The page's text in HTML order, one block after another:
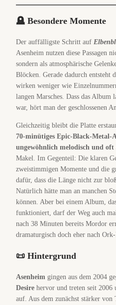
🪦 Besondere Momente
Der auffälligste Schritt auf
Asenheim nutzen diese Passagen
sondern als atmosphärische
Blöcken. Gerade dadurch entsteht
wirken weniger wie
langen Marsches. Dass das
war, hört man der geschlossenen
Gleichzeitig bleibt die Platte
70-minütiges Epic-Black-Metal-
ungewöhnlich melodisch und oft
Makel. Im Gegenteil: Die klaren
zweistimmigen Momente und die
dafür, dass die Länge nicht zur
Natürlich hätte man an manchen
können. Aber bei einem Album,
funktioniert, darf der Weg auch
nach 38 Minuten bereits Mordor
dramaturgisch doch eher nach
📜 Hintergrund
Asenheim gingen aus dem 2004
Desire hervor und treten seit 2006
auf. Aus dem zunächst stärker